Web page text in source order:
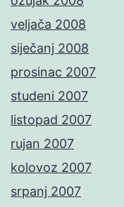
veljača 2008
siječanj 2008
prosinac 2007
studeni 2007
listopad 2007
rujan 2007
kolovoz 2007
srpanj 2007